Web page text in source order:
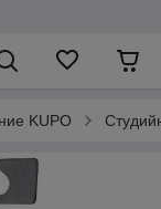
KUPO